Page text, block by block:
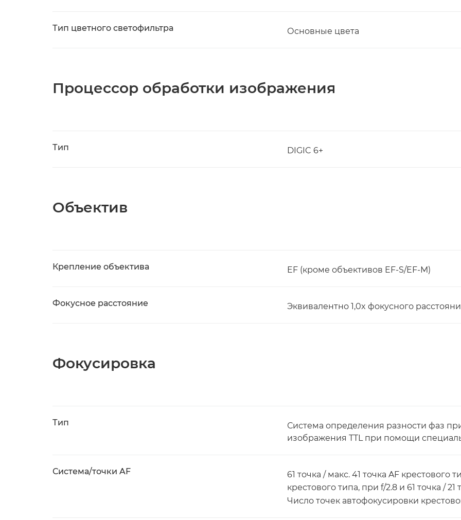
Тип цветного светофильтра Основные цвета
Процессор обработки изображения
Тип DIGIC 6+
Объектив
Крепление объектива EF (кроме объективов EF-S/EF-M)
Фокусное расстояние Эквивалентно 1,0x фокусного
Фокусировка
Тип
Система определения разности фаз
изображения TTL при помощи
Система/точки AF
61 точка / макс. 41 точка AF крестового
крестового типа, при f/2.8 и 61 точка /
Число точек автофокусировки